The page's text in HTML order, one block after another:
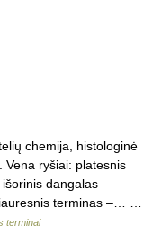
chemija, histologinė
Vena ryšiai: platesnis
dangalas
terminas –… …
terminai